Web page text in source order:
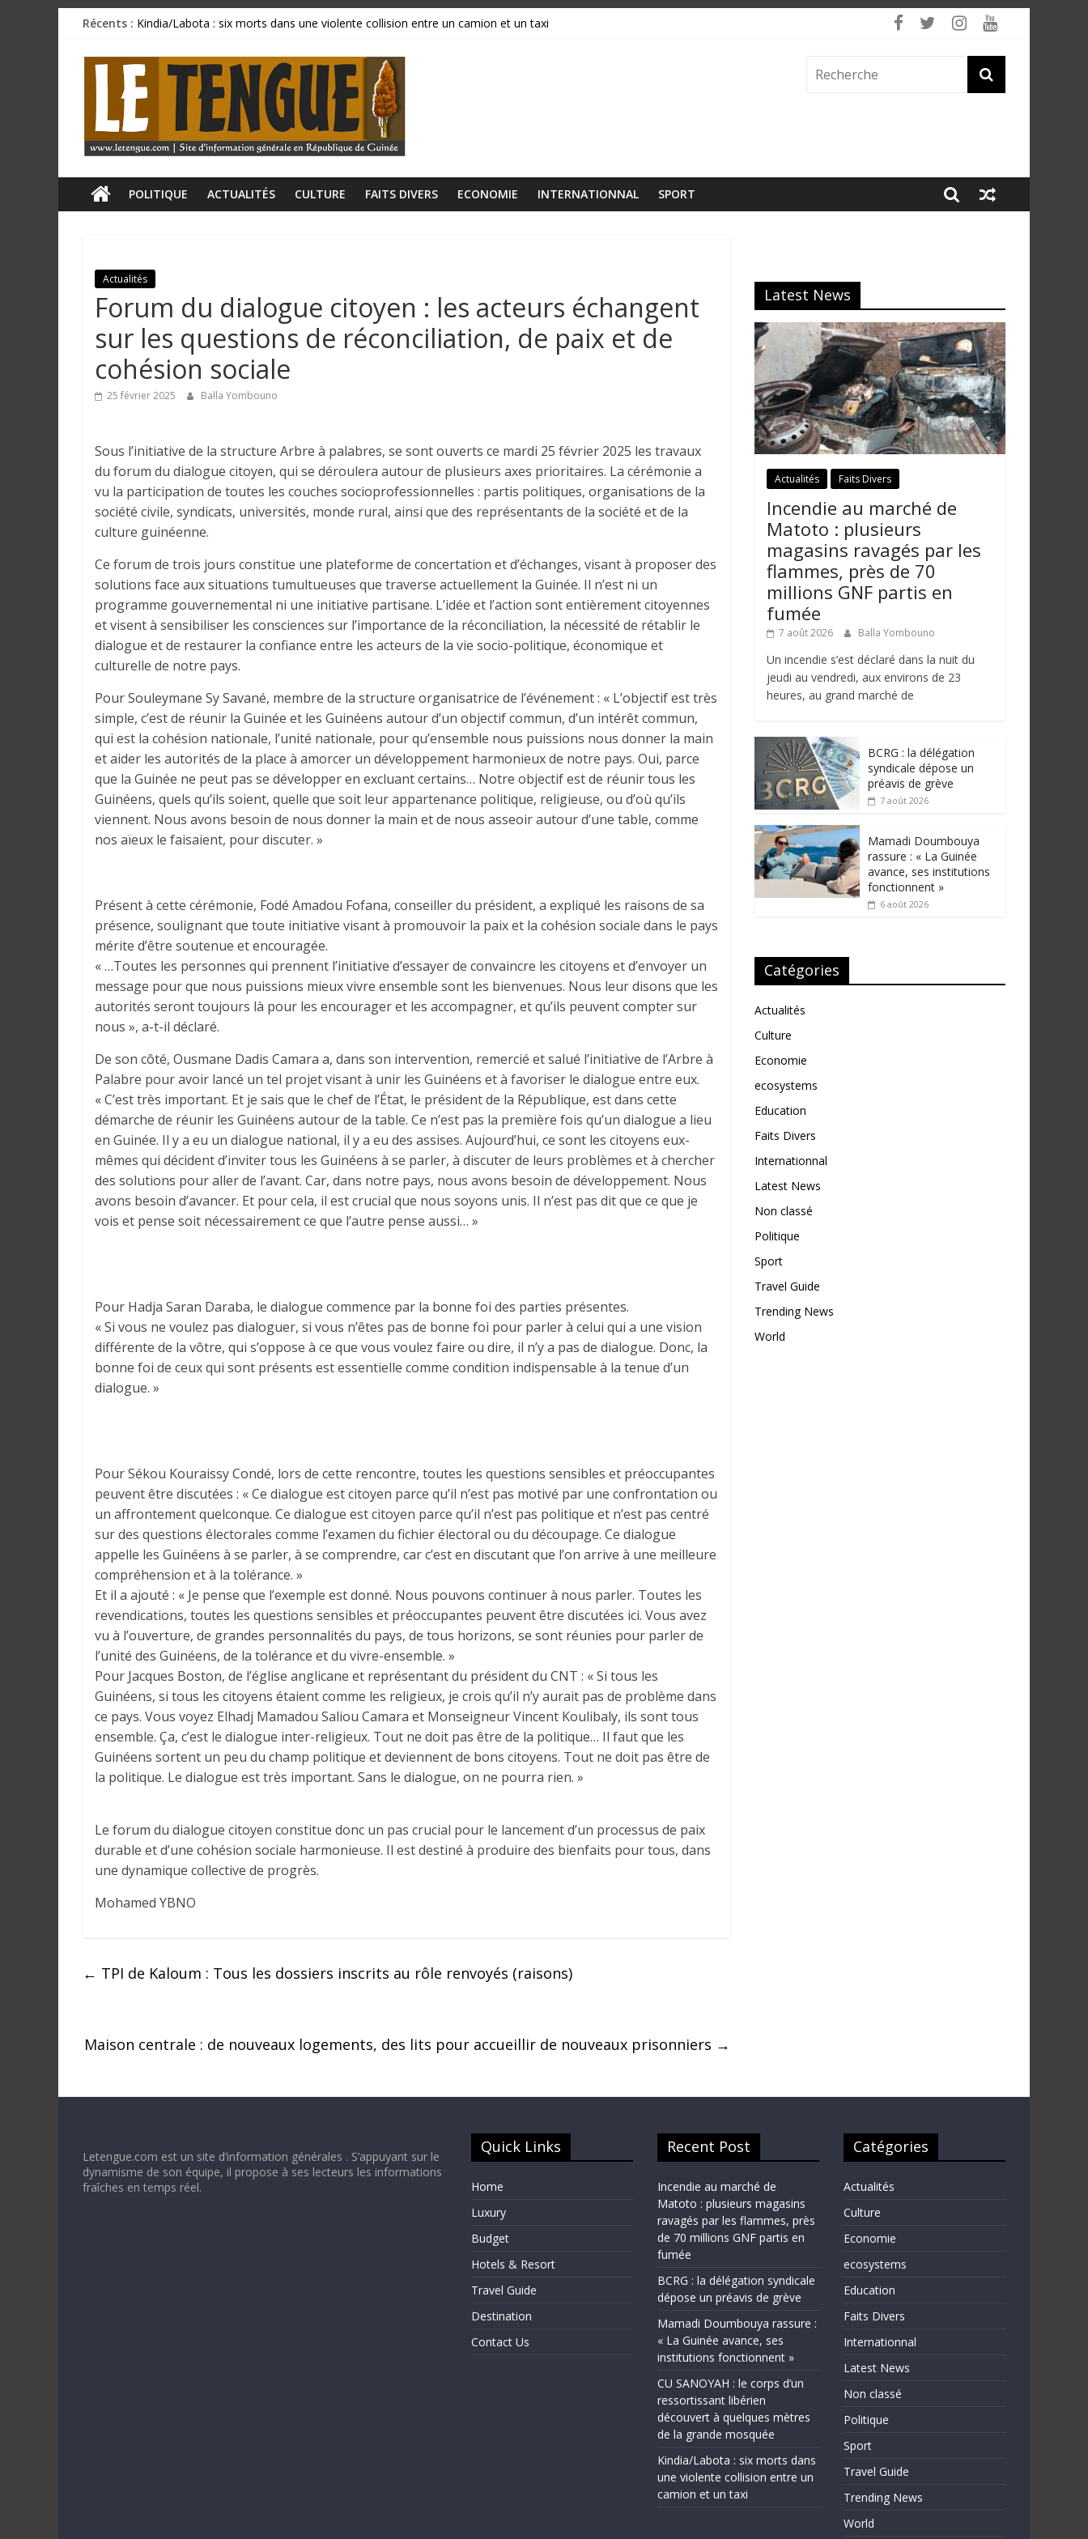
Passer
contenu
Récents : Kindia/Labota : six morts dans une violente collision entre un camion et un taxi
BCRG : la délégation syndicale dépose un préavis de grève
Mamadi Doumbouya rassure : « La Guinée avance, ses institutions fonctionnent »
CU SANOYAH : le corps d’un ressortissant libérien découvert à quelques mètres de la grande mosquée
L
e
T
e
g
u
e
POLITIQUE ACTUALITÉS CULTURE FAITS DIVERS ECONOMIE INTERNATIONNAL SPORT
Actualités
Forum du dialogue citoyen : les acteurs échangent
sur les questions de réconciliation, de paix et de
cohésion sociale
25 février 2025 Balla Yombouno
Sous l’initiative de la structure Arbre à palabres, se sont ouverts ce mardi 25 février 2025 les travaux
du forum du dialogue citoyen, qui se déroulera autour de plusieurs axes prioritaires. La cérémonie a
vu la participation de toutes les couches socioprofessionnelles : partis politiques, organisations de la
société civile, syndicats, universités, monde rural, ainsi que des représentants de la société et de la
culture guinéenne.
Ce forum de trois jours constitue une plateforme de concertation et d’échanges, visant à proposer des
solutions face aux situations tumultueuses que traverse actuellement la Guinée. Il n’est ni un
programme gouvernemental ni une initiative partisane. L’idée et l’action sont entièrement citoyennes
et visent à sensibiliser les consciences sur l’importance de la réconciliation, la nécessité de rétablir le
dialogue et de restaurer la confiance entre les acteurs de la vie socio-politique, économique et
culturelle de notre pays.
Pour Souleymane Sy Savané, membre de la structure organisatrice de l’événement : « L’objectif est très
simple, c’est de réunir la Guinée et les Guinéens autour d’un objectif commun, d’un intérêt commun,
qui est la cohésion nationale, l’unité nationale, pour qu’ensemble nous puissions nous donner la main
et aider les autorités de la place à amorcer un développement harmonieux de notre pays. Oui, parce
que la Guinée ne peut pas se développer en excluant certains… Notre objectif est de réunir tous les
Guinéens, quels qu’ils soient, quelle que soit leur appartenance politique, religieuse, ou d’où qu’ils
viennent. Nous avons besoin de nous donner la main et de nous asseoir autour d’une table, comme
nos aïeux le faisaient, pour discuter. »
Présent à cette cérémonie, Fodé Amadou Fofana, conseiller du président, a expliqué les raisons de sa
présence, soulignant que toute initiative visant à promouvoir la paix et la cohésion sociale dans le pays
mérite d’être soutenue et encouragée.
« …Toutes les personnes qui prennent l’initiative d’essayer de convaincre les citoyens et d’envoyer un
message pour que nous puissions mieux vivre ensemble sont les bienvenues. Nous leur disons que les
autorités seront toujours là pour les encourager et les accompagner, et qu’ils peuvent compter sur
nous », a-t-il déclaré.
De son côté, Ousmane Dadis Camara a, dans son intervention, remercié et salué l’initiative de l’Arbre à
Palabre pour avoir lancé un tel projet visant à unir les Guinéens et à favoriser le dialogue entre eux.
« C’est très important. Et je sais que le chef de l’État, le président de la République, est dans cette
démarche de réunir les Guinéens autour de la table. Ce n’est pas la première fois qu’un dialogue a lieu
en Guinée. Il y a eu un dialogue national, il y a eu des assises. Aujourd’hui, ce sont les citoyens eux-
mêmes qui décident d’inviter tous les Guinéens à se parler, à discuter de leurs problèmes et à chercher
des solutions pour aller de l’avant. Car, dans notre pays, nous avons besoin de développement. Nous
avons besoin d’avancer. Et pour cela, il est crucial que nous soyons unis. Il n’est pas dit que ce que je
vois et pense soit nécessairement ce que l’autre pense aussi… »
Pour Hadja Saran Daraba, le dialogue commence par la bonne foi des parties présentes.
« Si vous ne voulez pas dialoguer, si vous n’êtes pas de bonne foi pour parler à celui qui a une vision
différente de la vôtre, qui s’oppose à ce que vous voulez faire ou dire, il n’y a pas de dialogue. Donc, la
bonne foi de ceux qui sont présents est essentielle comme condition indispensable à la tenue d’un
dialogue. »
Pour Sékou Kouraissy Condé, lors de cette rencontre, toutes les questions sensibles et préoccupantes
peuvent être discutées : « Ce dialogue est citoyen parce qu’il n’est pas motivé par une confrontation ou
un affrontement quelconque. Ce dialogue est citoyen parce qu’il n’est pas politique et n’est pas centré
sur des questions électorales comme l’examen du fichier électoral ou du découpage. Ce dialogue
appelle les Guinéens à se parler, à se comprendre, car c’est en discutant que l’on arrive à une meilleure
compréhension et à la tolérance. »
Et il a ajouté : « Je pense que l’exemple est donné. Nous pouvons continuer à nous parler. Toutes les
revendications, toutes les questions sensibles et préoccupantes peuvent être discutées ici. Vous avez
vu à l’ouverture, de grandes personnalités du pays, de tous horizons, se sont réunies pour parler de
l’unité des Guinéens, de la tolérance et du vivre-ensemble. »
Pour Jacques Boston, de l’église anglicane et représentant du président du CNT : « Si tous les
Guinéens, si tous les citoyens étaient comme les religieux, je crois qu’il n’y aurait pas de problème dans
ce pays. Vous voyez Elhadj Mamadou Saliou Camara et Monseigneur Vincent Koulibaly, ils sont tous
ensemble. Ça, c’est le dialogue inter-religieux. Tout ne doit pas être de la politique… Il faut que les
Guinéens sortent un peu du champ politique et deviennent de bons citoyens. Tout ne doit pas être de
la politique. Le dialogue est très important. Sans le dialogue, on ne pourra rien. »
Le forum du dialogue citoyen constitue donc un pas crucial pour le lancement d’un processus de paix
durable et d’une cohésion sociale harmonieuse. Il est destiné à produire des bienfaits pour tous, dans
une dynamique collective de progrès.
Mohamed YBNO
← TPI de Kaloum : Tous les dossiers inscrits au rôle renvoyés (raisons)
Maison centrale : de nouveaux logements, des lits pour accueillir de nouveaux prisonniers →
Latest News
Actualités Faits Divers
Incendie au marché de
Matoto : plusieurs
magasins ravagés par les
flammes, près de 70
millions GNF partis en
fumée
7 août 2026 Balla Yombouno
Un incendie s’est déclaré dans la nuit du
jeudi au vendredi, aux environs de 23
heures, au grand marché de
BCRG : la délégation
syndicale dépose un
préavis de grève
7 août 2026
Mamadi Doumbouya
rassure : « La Guinée
avance, ses institutions
fonctionnent »
6 août 2026
Catégories
Actualités
Culture
Economie
ecosystems
Education
Faits Divers
Internationnal
Latest News
Non classé
Politique
Sport
Travel Guide
Trending News
World
Letengue.com est un site d’information générales . S’appuyant sur le
dynamisme de son équipe, il propose à ses lecteurs les informations
fraîches en temps réel.
Quick Links
Home
Luxury
Budget
Hotels & Resort
Travel Guide
Destination
Contact Us
Recent Post
Incendie au marché de
Matoto : plusieurs magasins
ravagés par les flammes, près
de 70 millions GNF partis en
fumée
BCRG : la délégation syndicale
dépose un préavis de grève
Mamadi Doumbouya rassure :
« La Guinée avance, ses
institutions fonctionnent »
CU SANOYAH : le corps d’un
ressortissant libérien
découvert à quelques mètres
de la grande mosquée
Kindia/Labota : six morts dans
une violente collision entre un
camion et un taxi
Catégories
Actualités
Culture
Economie
ecosystems
Education
Faits Divers
Internationnal
Latest News
Non classé
Politique
Sport
Travel Guide
Trending News
World